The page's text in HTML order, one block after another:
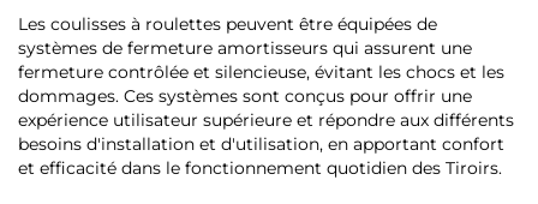
Les coulisses à roulettes peuvent être équipées de
systèmes de fermeture amortisseurs qui assurent une
fermeture contrôlée et silencieuse, évitant les chocs et les
dommages. Ces systèmes sont conçus pour offrir une
expérience utilisateur supérieure et répondre aux différents
besoins d'installation et d'utilisation, en apportant confort
et efficacité dans le fonctionnement quotidien des Tiroirs.